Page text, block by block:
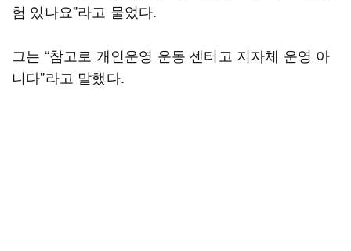
험 있나요”라고 물었다.
그는 “참고로 개인운영 운동 센터고 지자체 운영 아
니다”라고 말했다.